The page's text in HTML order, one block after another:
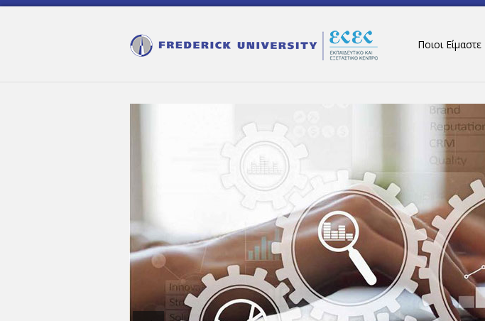
Ποιοι Είμαστε